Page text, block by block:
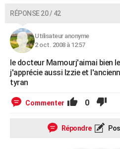
RÉPONSE 20 / 42
Utilisateur anonyme
2 oct. 2008 à 12:57
le docteur Mamourj'aimai bien
j'apprécie aussi Izzie et
tyran
Commenter 0
Répondre